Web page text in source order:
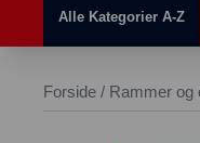
Alle Kategorier A-Z
Forside / Rammer